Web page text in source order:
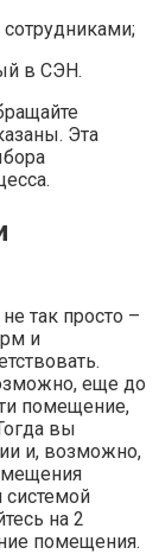
в СЭН.
Эта
так просто –
и
еще до
помещение,
вы
и, возможно,
на 2
помещения.